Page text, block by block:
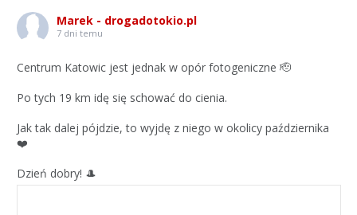
Marek - drogadotokio.pl
7 dni temu
Centrum Katowic jest jednak w opór fotogeniczne 🫡
Po tych 19 km idę się schować do cienia.
Jak tak dalej pójdzie, to wyjdę z niego w okolicy października
❤️
Dzień dobry! 🎩